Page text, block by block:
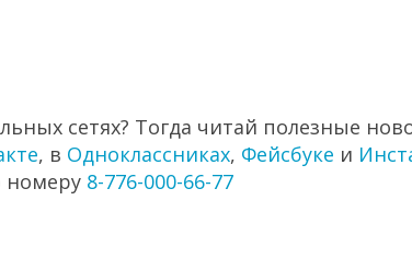
сетях? Тогда читай полезные
, в Одноклассниках, Фейсбуке и
номеру 8-776-000-66-77